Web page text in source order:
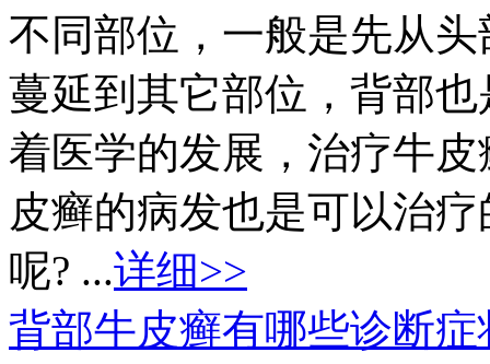
不同部位，一般是先从
蔓延到其它部位，背部
着医学的发展，治疗牛
皮癣的病发也是可以治
呢? ...详细>>
背部牛皮癣有哪些诊断症